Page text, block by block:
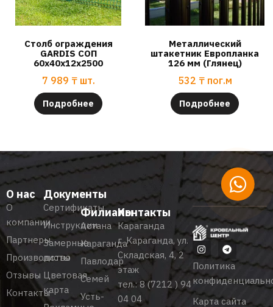
Столб ограждения
GARDIS СОП
60х40х12х2500
7 989 ₸ шт.
Подробнее
Металлический
штакетник Европланка
126 мм (Глянец)
532 ₸ пог.м
Подробнее
О нас
О
компании
Партнеры
Производство
Отзывы
Контакты
Документы
Сертификаты
Инструкции
Замерные
листы
Цветовая
карта
Филиалы
Астана
Караганда
Павлодар
Семей
Усть-
Контакты
Караганда
г. Караганда, ул.
Складская, 4, 2
этаж
тел.:8 (7212 ) 94
04 04
Политика
Карта сайта